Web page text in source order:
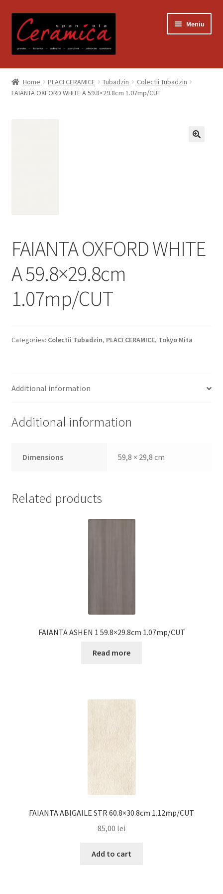
la
navigare
la
conținut
Meniu
Prima pagină
Blog
Plata si Livrare
Politică de confidențialitate
Politica de cookie
Plată
Home PLACI CERAMICE Tubadzin
Colectii Tubadzin
FAIANTA OXFORD WHITE A 59.8×29.8cm 1.07mp/CUT
FAIANTA OXFORD WHITE
A 59.8×29.8cm
1.07mp/CUT
Categories: Colectii Tubadzin, PLACI CERAMICE, Tokyo Mita
Additional information
Additional information
Dimensions 59,8 × 29,8 cm
Related products
FAIANTA ASHEN 1 59.8×29.8cm 1.07mp/CUT
Read more
FAIANTA ABIGAILE STR 60.8×30.8cm 1.12mp/CUT
85,00 lei
Add to cart